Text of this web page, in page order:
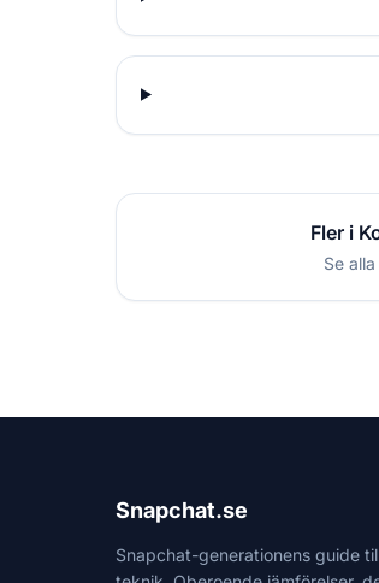
Fler i
Se
Snapchat.se
Snapchat-generationens guide